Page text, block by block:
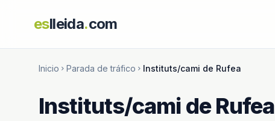
eslleida.com
Inicio chevron_right Parada de tráfico chevron_right Instituts/cami de Rufea
Instituts/cami de Rufea